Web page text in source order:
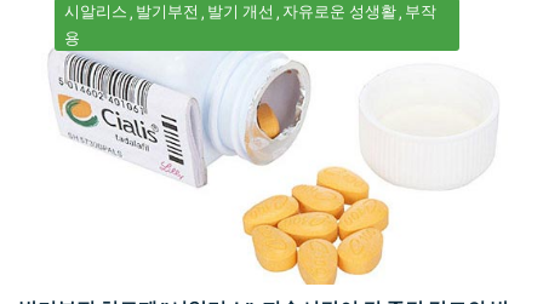
시알리스 발기부전 발기 개선 자유로운 성생활 부작
용